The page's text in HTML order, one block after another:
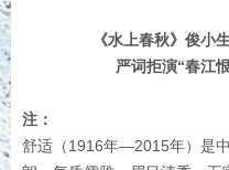
《水上春秋》俊小
严词拒演“春江
注：
舒适（1916年—2015年）是